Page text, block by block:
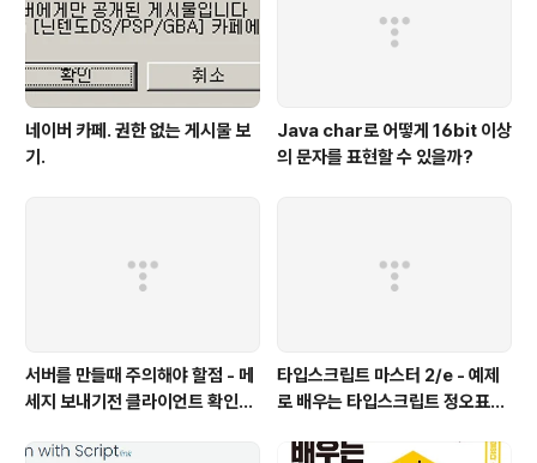
네이버 카페. 권한 없는 게시물 보
기.
Java char로 어떻게 16bit 이상
의 문자를 표현할 수 있을까?
서버를 만들때 주의해야 할점 - 메
세지 보내기전 클라이언트 확인하
타입스크립트 마스터 2/e - 예제
로 배우는 타입스크립트 정오표